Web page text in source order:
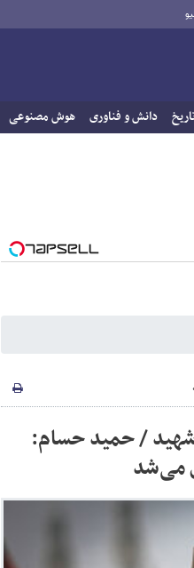
دانش و فناوری هوش مصنوعی
/ حمید حسام:
می‌شد